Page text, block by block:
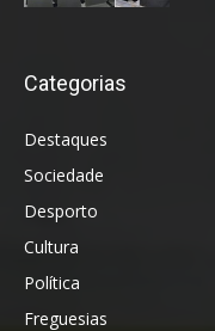
Categorias
Destaques
Sociedade
Desporto
Cultura
Política
Freguesias